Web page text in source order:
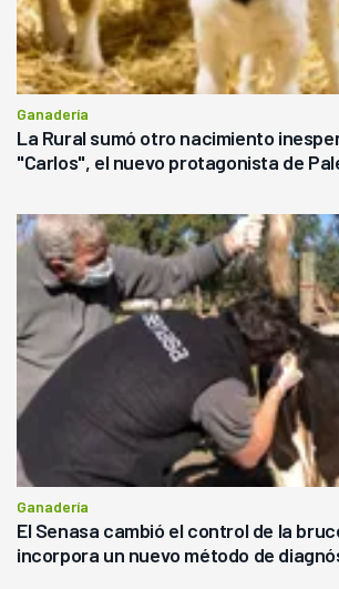
Ganadería
La Rural sumó otro nacimiento
"Carlos", el nuevo protagonista de
Ganadería
El Senasa cambió el control de la
incorpora un nuevo método de